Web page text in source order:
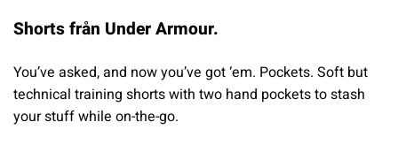
Shorts från Under Armour.
You’ve asked, and now you’ve got ‘em. Pockets. Soft but
technical training shorts with two hand pockets to stash
your stuff while on-the-go.